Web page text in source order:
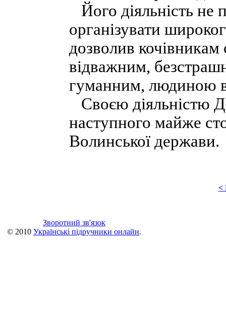
Його діяльність не
організувати
дозволив
відважним,
гуманним, людиною
Своєю діяльністю
наступного майже
Волинської держави.
<
Зворотний зв'язок
© 2010 Українські підручники онлайн.